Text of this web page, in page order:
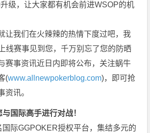
级，让大家都有机会前进WSOP的机
让我们在火辣辣的热情下度过吧，我
线赛事见到您，千万别忘了您的防晒
赛事资讯近日内即将公布，关注蜗牛
(www.allnewpokerblog.com)，即可抢
资讯。
国际高手进行对战！
际GGPOKER授权平台，集结多元的